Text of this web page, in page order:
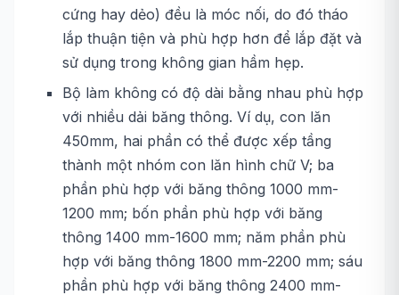
cứng hay dẻo) đều là móc nối, do đó tháo
lắp thuận tiện và phù hợp hơn để lắp đặt và
sử dụng trong không gian hầm hẹp.
Bộ làm không có độ dài bằng nhau phù hợp
với nhiều dải băng thông. Ví dụ, con lăn
450mm, hai phần có thể được xếp tầng
thành một nhóm con lăn hình chữ V; ba
phần phù hợp với băng thông 1000 mm-
1200 mm; bốn phần phù hợp với băng
thông 1400 mm-1600 mm; năm phần phù
hợp với băng thông 1800 mm-2200 mm; sáu
phần phù hợp với băng thông 2400 mm-